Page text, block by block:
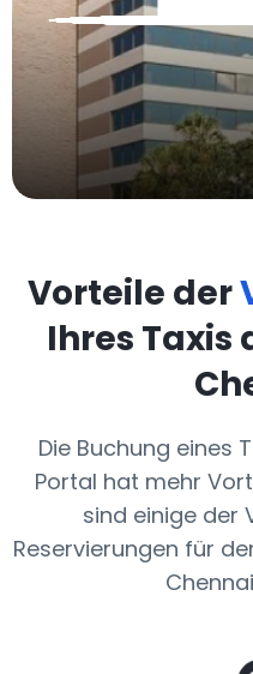
Vorteile der
Ihres Taxis
Die Buchung eines
Portal hat mehr
sind einige der
Reservierungen für